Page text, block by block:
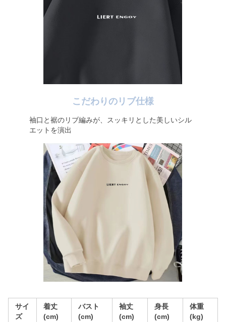
こだわりのリブ仕様
袖口と裾のリブ編みが、スッキリとした美しいシル
エットを演出
サイ
ズ
着丈
(cm)
バスト
(cm)
袖丈
(cm)
身長
(cm)
体重
(kg)